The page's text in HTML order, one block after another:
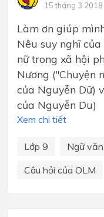
15 tháng 3
Làm ơn giúp
Nêu suy nghĩ
nữ trong xã hội
Nương ("Chuyện
của Nguyễn Dữ)
của Nguyễn Du)
Xem chi tiết
Lớp 9
Ngữ văn
Câu hỏi của OLM